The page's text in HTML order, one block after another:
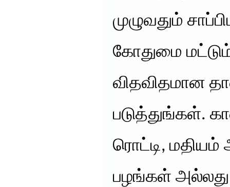
முழுவதும்
கோதுமை
விதவிதமான
படுத்துங்கள்.
ரொட்டி, மதியம்
பழங்கள்